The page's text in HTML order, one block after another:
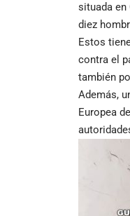
situada en
diez
Estos
contra el
también
Además,
Europea